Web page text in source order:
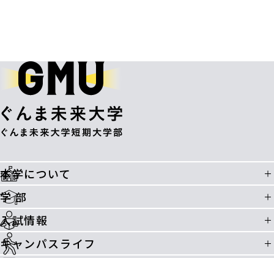
本学について
学 部
入試情報
キャンパスライフ